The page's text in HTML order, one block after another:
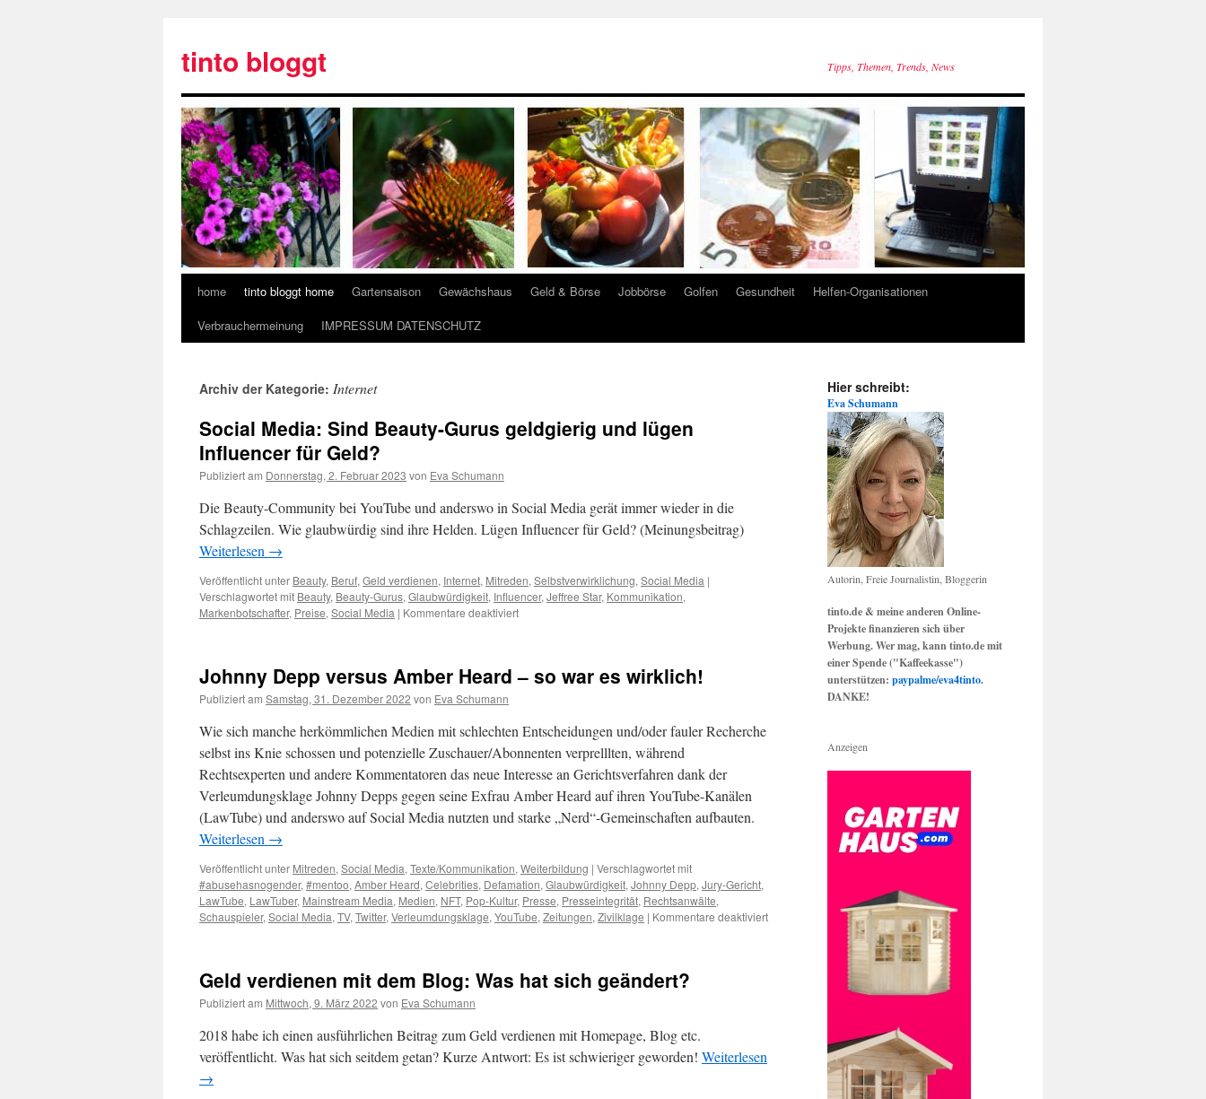
tinto bloggt Tipps, Themen, Trends, News
home tinto bloggt home Gartensaison Gewächshaus Geld & Börse Jobbörse Golfen Gesundheit
Helfen-Organisationen
Verbrauchermeinung
IMPRESSUM DATENSCHUTZ
Archiv der Kategorie: Internet
Social Media: Sind Beauty-Gurus geldgierig und lügen
Influencer für Geld?
Publiziert am Donnerstag, 2. Februar 2023 von Eva Schumann
Die Beauty-Community bei YouTube und anderswo in Social Media gerät immer wieder in die
Schlagzeilen. Wie glaubwürdig sind ihre Helden. Lügen Influencer für Geld? (Meinungsbeitrag)
Weiterlesen →
Veröffentlicht unter Beauty, Beruf, Geld verdienen, Internet, Mitreden, Selbstverwirklichung, Social Media |
Verschlagwortet mit Beauty, Beauty-Gurus, Glaubwürdigkeit, Influencer, Jeffree Star, Kommunikation,
Markenbotschafter, Preise, Social Media | Kommentare deaktiviert
Johnny Depp versus Amber Heard – so war es wirklich!
Publiziert am Samstag, 31. Dezember 2022 von Eva Schumann
Wie sich manche herkömmlichen Medien mit schlechten Entscheidungen und/oder fauler Recherche
selbst ins Knie schossen und potenzielle Zuschauer/Abonnenten verprelllten, während
Rechtsexperten und andere Kommentatoren das neue Interesse an Gerichtsverfahren dank der
Verleumdungsklage Johnny Depps gegen seine Exfrau Amber Heard auf ihren YouTube-Kanälen
(LawTube) und anderswo auf Social Media nutzten und starke „Nerd“-Gemeinschaften aufbauten.
Weiterlesen →
Veröffentlicht unter Mitreden, Social Media, Texte/Kommunikation, Weiterbildung | Verschlagwortet mit
#abusehasnogender, #mentoo, Amber Heard, Celebrities, Defamation, Glaubwürdigkeit, Johnny Depp, Jury-Gericht,
LawTube, LawTuber, Mainstream Media, Medien, NFT, Pop-Kultur, Presse, Presseintegrität, Rechtsanwälte,
Schauspieler, Social Media, TV, Twitter, Verleumdungsklage, YouTube, Zeitungen, Zivilklage | Kommentare deaktiviert
Geld verdienen mit dem Blog: Was hat sich geändert?
Publiziert am Mittwoch, 9. März 2022 von Eva Schumann
2018 habe ich einen ausführlichen Beitrag zum Geld verdienen mit Homepage, Blog etc.
veröffentlicht. Was hat sich seitdem getan? Kurze Antwort: Es ist schwieriger geworden! Weiterlesen
→
Hier schreibt:
Eva Schumann
Autorin, Freie Journalistin, Bloggerin
tinto.de & meine anderen Online-
Projekte finanzieren sich über
Werbung. Wer mag, kann tinto.de mit
einer Spende ("Kaffeekasse")
unterstützen: paypalme/eva4tinto.
DANKE!
Anzeigen